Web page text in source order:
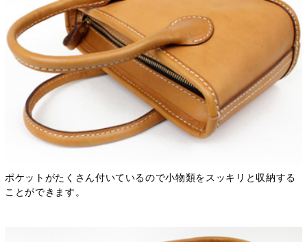
ポケットがたくさん付いているので小物類をスッキリと収納する
ことができます。